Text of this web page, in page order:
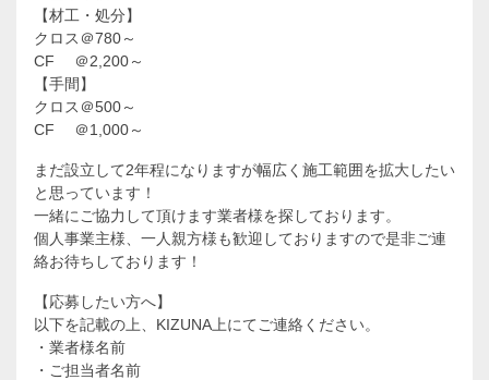
【材工・処分】
クロス＠780～
CF ＠2,200～
【手間】
クロス＠500～
CF ＠1,000～
まだ設立して2年程になりますが幅広く施工範囲を拡大したい
と思っています！
一緒にご協力して頂けます業者様を探しております。
個人事業主様、一人親方様も歓迎しておりますので是非ご連
絡お待ちしております！
【応募したい方へ】
以下を記載の上、KIZUNA上にてご連絡ください。
・業者様名前
・ご担当者名前